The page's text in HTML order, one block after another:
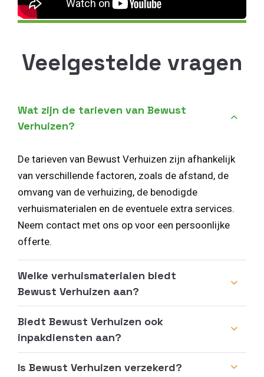
Veelgestelde vragen
Wat zijn de tarieven van Bewust
Verhuizen?
De tarieven van Bewust Verhuizen zijn afhankelijk
van verschillende factoren, zoals de afstand, de
omvang van de verhuizing, de benodigde
verhuismaterialen en de eventuele extra services.
Neem contact met ons op voor een persoonlijke
offerte.
Welke verhuismaterialen biedt
Bewust Verhuizen aan?
Biedt Bewust Verhuizen ook
inpakdiensten aan?
Is Bewust Verhuizen verzekerd?